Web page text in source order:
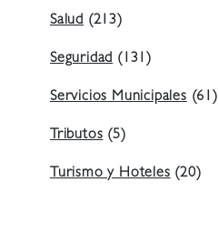
Salud (213)
Seguridad(131)
Servicios Municipales(61)
Tributos(5)
Turismo y Hoteles(20)